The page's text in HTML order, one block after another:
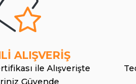
ALIŞVERİŞ
ile Alışverişte
Güvende